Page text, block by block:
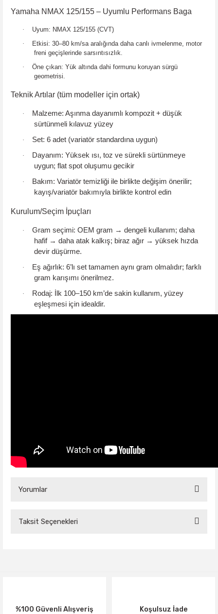
Yamaha NMAX 125/155 – Uyumlu Performans Baga
· Uyum: NMAX 125/155 (CVT)
·
Etkisi: 30–80 km/sa aralığında daha canlı ivmelenme, motor
freni geçişlerinde sarsıntısızlık.
·
Öne çıkan: Yük altında dahi formunu koruyan sürgü
geometrisi.
Teknik Artılar (tüm modeller için ortak)
· Malzeme: Aşınma dayanımlı kompozit + düşük
sürtünmeli kılavuz yüzey
· Set: 6 adet (variatör standardına uygun)
· Dayanım: Yüksek ısı, toz ve sürekli sürtünmeye
uygun; flat spot oluşumu gecikir
· Bakım: Variatör temizliği ile birlikte değişim önerilir;
kayış/variatör bakımıyla birlikte kontrol edin
Kurulum/Seçim İpuçları
· Gram seçimi: OEM gram → dengeli kullanım; daha
hafif → daha atak kalkış; biraz ağır → yüksek hızda
devir düşürme.
· Eş ağırlık: 6’lı set tamamen aynı gram olmalıdır; farklı
gram karışımı önerilmez.
· Rodaj: İlk 100–150 km’de sakin kullanım, yüzey
eşleşmesi için idealdir.
Yorumlar
Taksit Seçenekleri
%100 Güvenli Alışveriş Koşulsuz İade